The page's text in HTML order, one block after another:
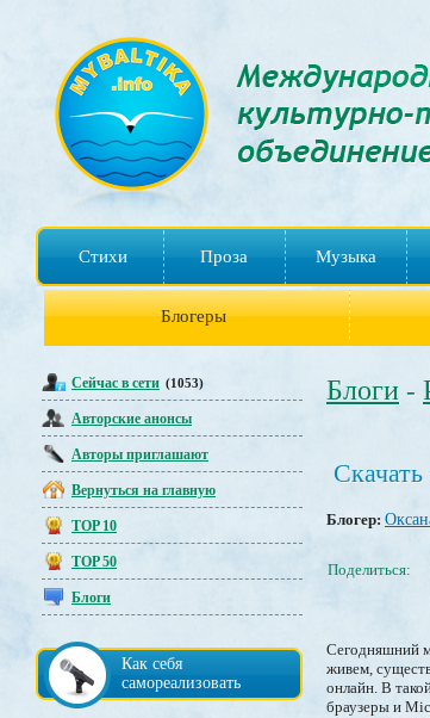
Стихи Проза Музыка
Блогеры
Сейчас в сети (1053)
Авторские анонсы
Авторы приглашают
Вернуться на главную
TOP 10
TOP 50
Блоги
Как себя
самореализовать
Блоги -
Блогер:
Поделиться:
Сегодняшний
живем,
онлайн. В
браузеры и